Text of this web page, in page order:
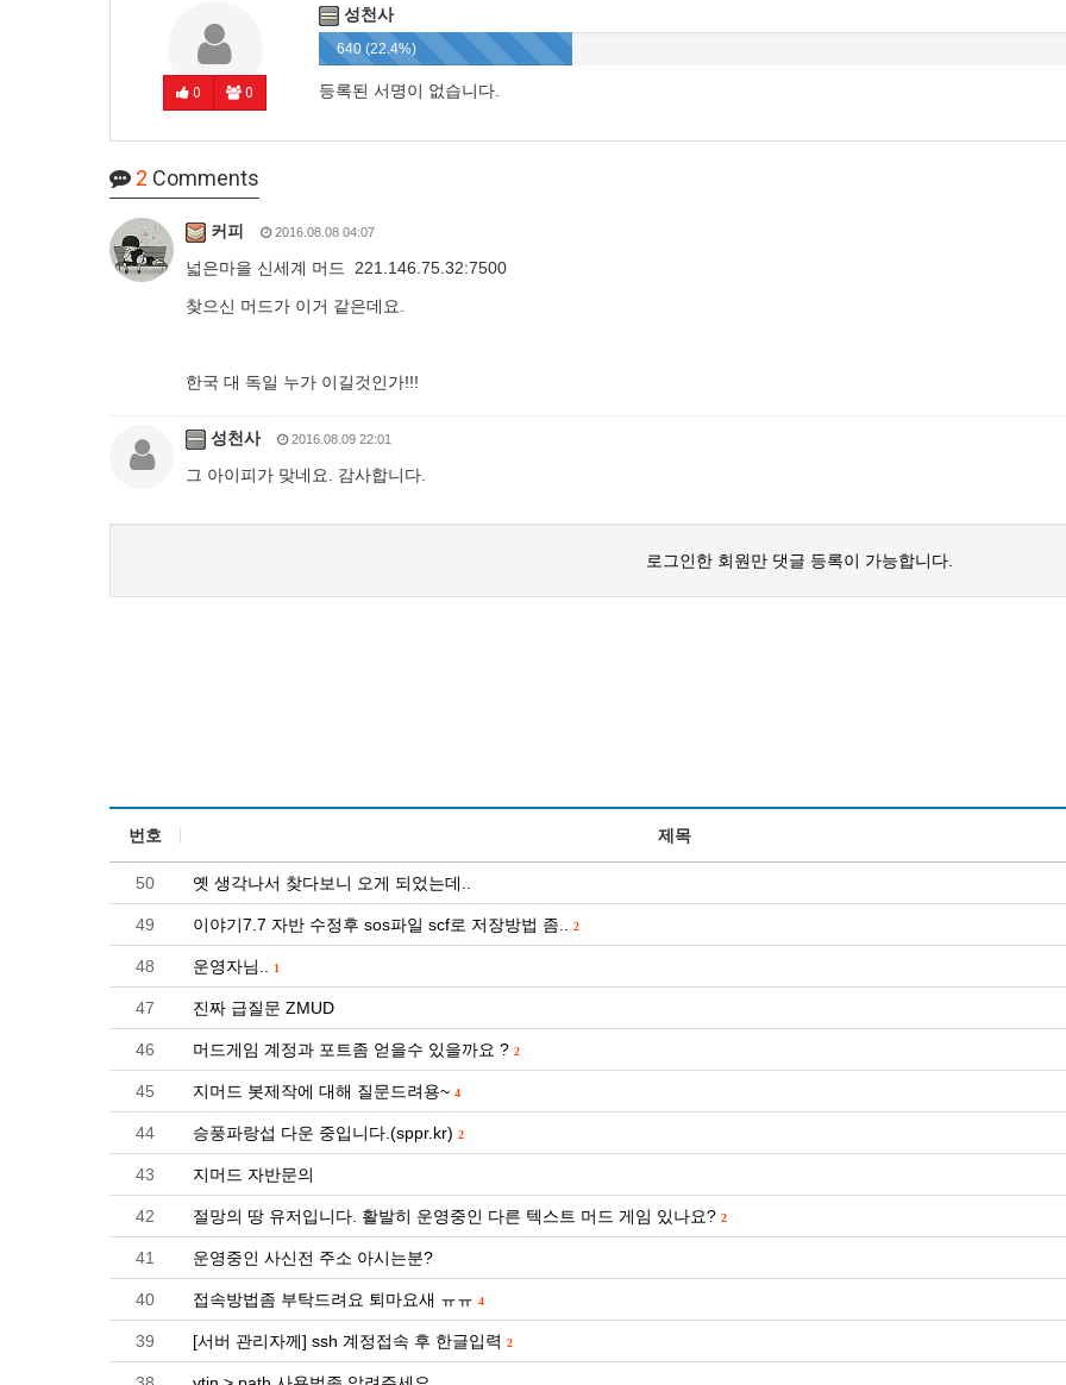
0 0
성천사
640 (22.4%)
등록된 서명이 없습니다.
2 Comments
커피 2016.08.08 04:07
넓은마을 신세계 머드 221.146.75.32:7500
찾으신 머드가 이거 같은데요.
한국 대 독일 누가 이길것인가!!!
성천사 2016.08.09 22:01
그 아이피가 맞네요. 감사합니다.
로그인한 회원만 댓글 등록이 가능합니다.
번호 제목
50 옛 생각나서 찾다보니 오게 되었는데..
49 이야기7.7 자반 수정후 sos파일 scf로 저장방법 좀.. 2
48 운영자님.. 1
47 진짜 급질문 ZMUD
46 머드게임 계정과 포트좀 얻을수 있을까요 ? 2
45 지머드 봇제작에 대해 질문드려용~ 4
44 승풍파랑섭 다운 중입니다.(sppr.kr) 2
43 지머드 자반문의
42 절망의 땅 유저입니다. 활발히 운영중인 다른 텍스트 머드 게임 있나요? 2
41 운영중인 사신전 주소 아시는분?
40 접속방법좀 부탁드려요 퇴마요새 ㅠㅠ 4
39 [서버 관리자께] ssh 계정접속 후 한글입력 2